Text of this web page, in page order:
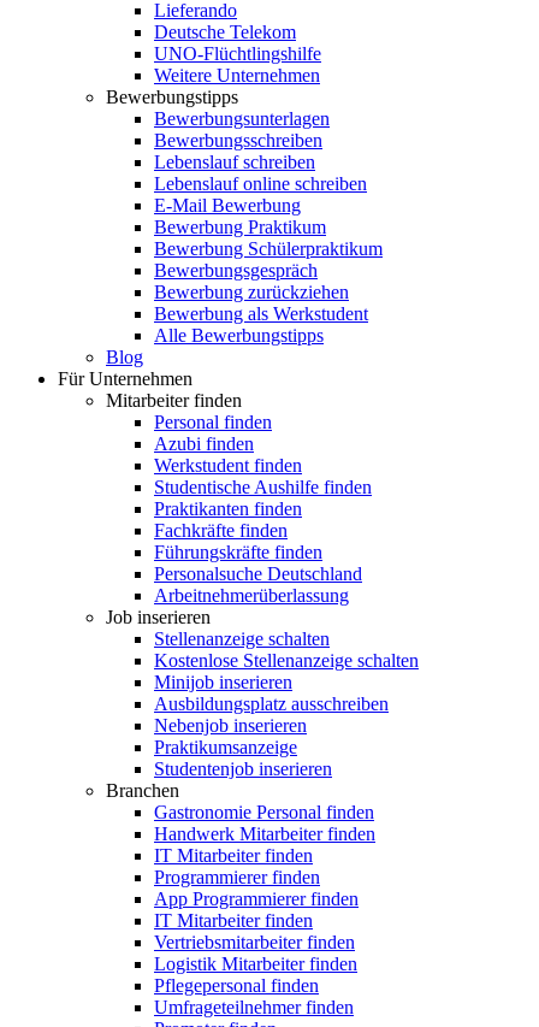
Lieferando
Deutsche Telekom
UNO-Flüchtlingshilfe
Weitere Unternehmen
Bewerbungstipps
Bewerbungsunterlagen
Bewerbungsschreiben
Lebenslauf schreiben
Lebenslauf online schreiben
E-Mail Bewerbung
Bewerbung Praktikum
Bewerbung Schülerpraktikum
Bewerbungsgespräch
Bewerbung zurückziehen
Bewerbung als Werkstudent
Alle Bewerbungstipps
Blog
Für Unternehmen
Mitarbeiter finden
Personal finden
Azubi finden
Werkstudent finden
Studentische Aushilfe finden
Praktikanten finden
Fachkräfte finden
Führungskräfte finden
Personalsuche Deutschland
Arbeitnehmerüberlassung
Job inserieren
Stellenanzeige schalten
Kostenlose Stellenanzeige schalten
Minijob inserieren
Ausbildungsplatz ausschreiben
Nebenjob inserieren
Praktikumsanzeige
Studentenjob inserieren
Branchen
Gastronomie Personal finden
Handwerk Mitarbeiter finden
IT Mitarbeiter finden
Programmierer finden
App Programmierer finden
IT Mitarbeiter finden
Vertriebsmitarbeiter finden
Logistik Mitarbeiter finden
Pflegepersonal finden
Umfrageteilnehmer finden